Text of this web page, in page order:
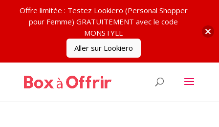
Offre limitée : Testez Lookiero (Personal Shopper
pour Femme) GRATUITEMENT avec le code
MONSTYLE
Aller sur Lookiero